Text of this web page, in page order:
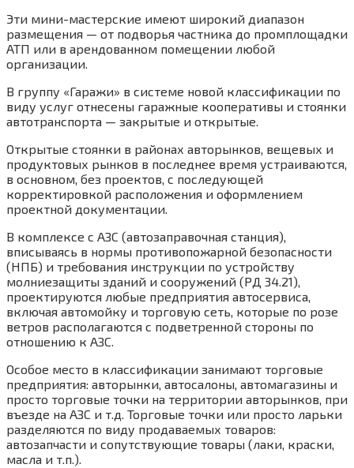
Эти мини-мастерские имеют широкий диапазон
размещения — от подворья частника до промплощадки
АТП или в арендованном помещении любой
организации.
В группу «Гаражи» в системе новой классификации по
виду услуг отнесены гаражные кооперативы и стоянки
автотранспорта — закрытые и открытые.
Открытые стоянки в районах авторынков, вещевых и
продуктовых рынков в последнее время устраиваются,
в основном, без проектов, с последующей
корректировкой расположения и оформлением
проектной документации.
В комплексе с АЗС (автозаправочная станция),
вписываясь в нормы противопожарной безопасности
(НПБ) и требования инструкции по устройству
молниезащиты зданий и сооружений (РД 34.21),
проектируются любые предприятия автосервиса,
включая автомойку и торговую сеть, которые по розе
ветров располагаются с подветренной стороны по
отношению к АЗС.
Особое место в классификации занимают торговые
предприятия: авторынки, автосалоны, автомагазины и
просто торговые точки на территории авторынков, при
въезде на АЗС и т.д. Торговые точки или просто ларьки
разделяются по виду продаваемых товаров:
автозапчасти и сопутствующие товары (лаки, краски,
масла и т.п.).